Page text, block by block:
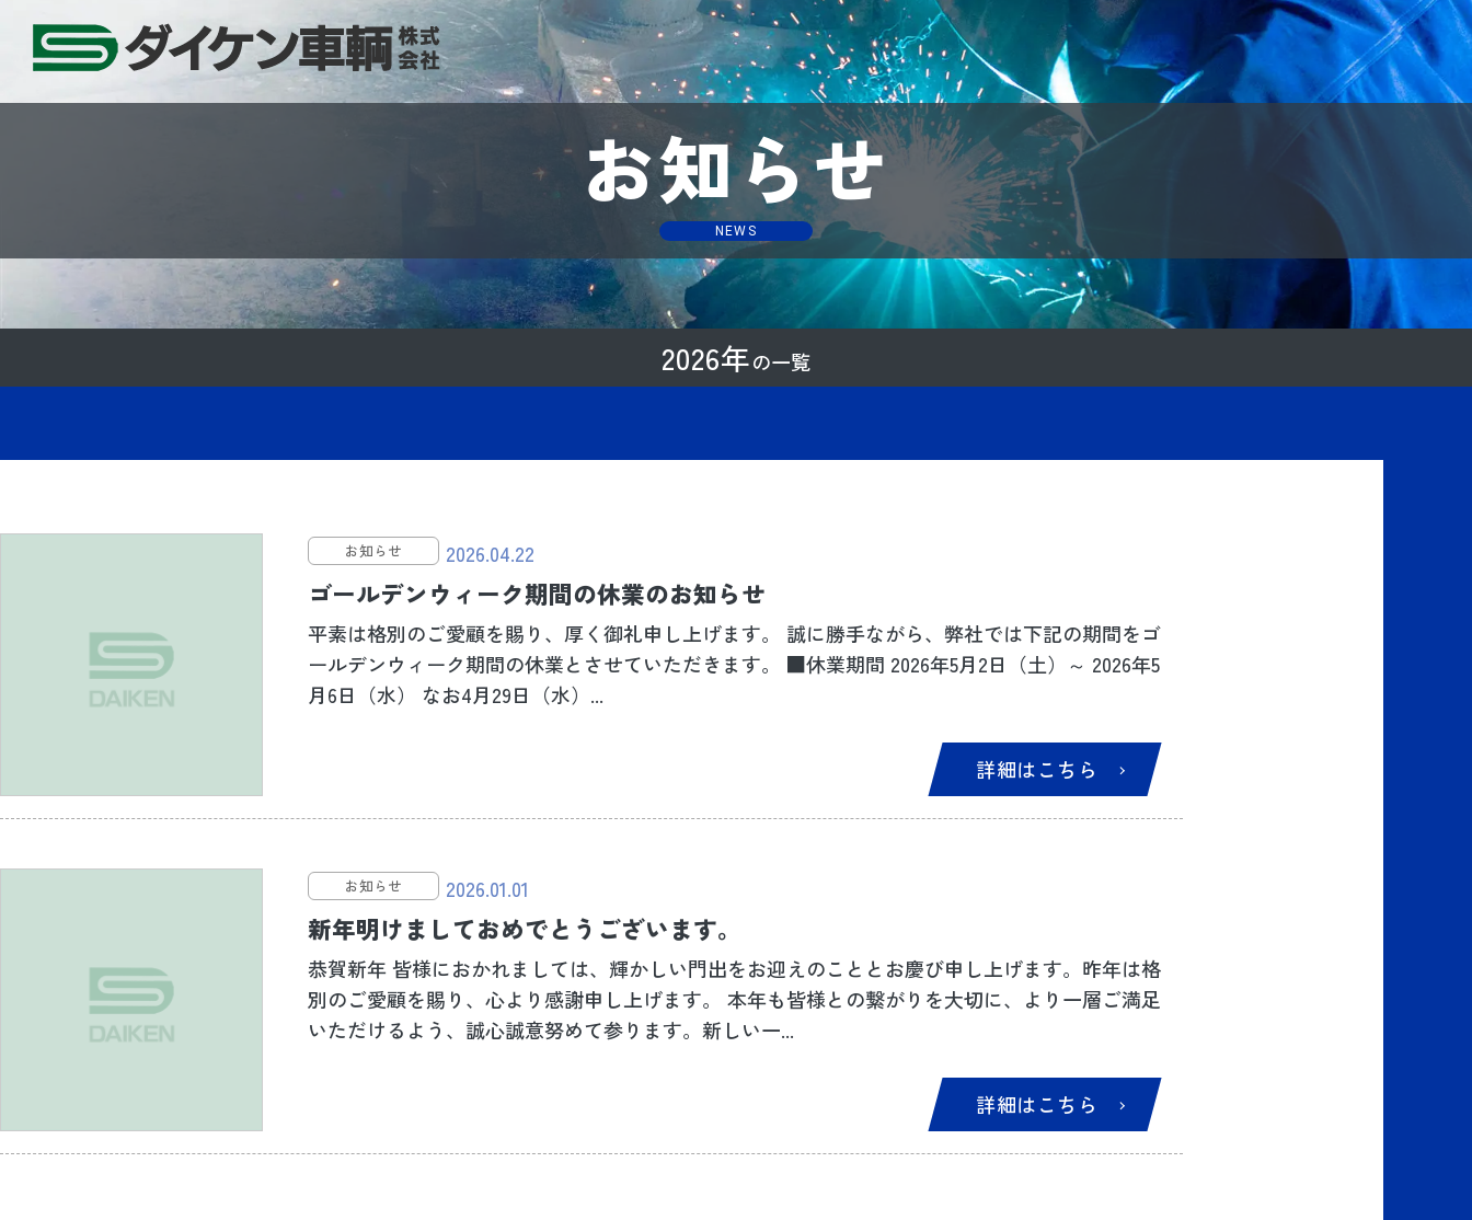
お知らせ 会社概要 業務内容 商品情報 お取引について 採用情報 お問合わせ
お知らせ
NEWS
2026年の一覧
お知らせ 2026.04.22
ゴールデンウィーク期間の休業のお知らせ
平素は格別のご愛顧を賜り、厚く御礼申し上げます。 誠に勝手ながら、弊社では下記の期間をゴ
ールデンウィーク期間の休業とさせていただきます。 ■休業期間 2026年5月2日（土）～ 2026年5
月6日（水） なお4月29日（水）...
詳細はこちら
お知らせ 2026.01.01
新年明けましておめでとうございます。
恭賀新年 皆様におかれましては、輝かしい門出をお迎えのこととお慶び申し上げます。昨年は格
別のご愛顧を賜り、心より感謝申し上げます。 本年も皆様との繋がりを大切に、より一層ご満足
いただけるよう、誠心誠意努めて参ります。新しい一...
詳細はこちら